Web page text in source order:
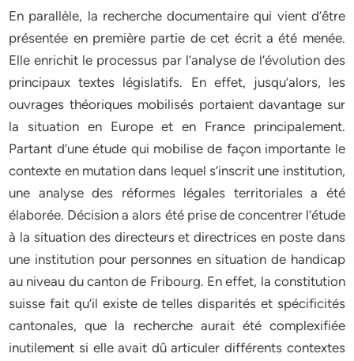
En parallèle, la recherche documentaire qui vient d’être
présentée en première partie de cet écrit a été menée.
Elle enrichit le processus par l’analyse de l’évolution des
principaux textes législatifs. En effet, jusqu’alors, les
ouvrages théoriques mobilisés portaient davantage sur
la situation en Europe et en France principalement.
Partant d’une étude qui mobilise de façon importante le
contexte en mutation dans lequel s’inscrit une institution,
une analyse des réformes légales territoriales a été
élaborée. Décision a alors été prise de concentrer l’étude
à la situation des directeurs et directrices en poste dans
une institution pour personnes en situation de handicap
au niveau du canton de Fribourg. En effet, la constitution
suisse fait qu’il existe de telles disparités et spécificités
cantonales, que la recherche aurait été complexifiée
inutilement si elle avait dû articuler différents contextes